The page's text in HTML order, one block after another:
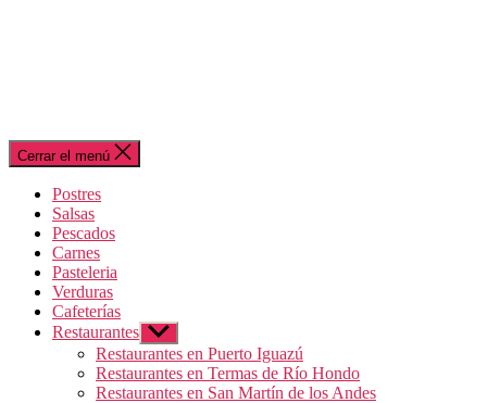
Cerrar el menú
Postres
Salsas
Pescados
Carnes
Pasteleria
Verduras
Cafeterías
Restaurantes Mostrar
el
submenú
Restaurantes en Puerto Iguazú
Restaurantes en Termas de Río Hondo
Restaurantes en San Martín de los Andes